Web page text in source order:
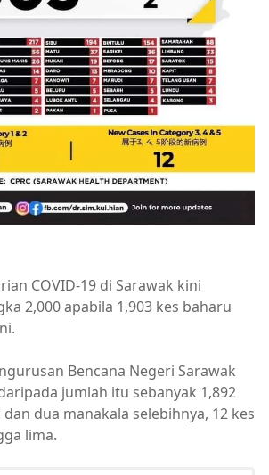
COVID-19 di Sarawak kini
2,000 apabila 1,903 kes baharu
Bencana Negeri Sarawak
jumlah itu sebanyak 1,892
dua manakala selebihnya, 12 kes
lima.